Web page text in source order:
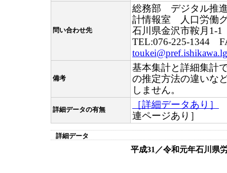
問い合わせ先
総務部 デジタル推
計情報室 人口労働
石川県金沢市鞍月1-1
TEL:076-225-1344
備考
基本集計と詳細集計
の推定方法の違いな
しません。
詳細データの有無
［詳細データあり］
連ページあり］
詳細データ
平成31／令和元年石川県